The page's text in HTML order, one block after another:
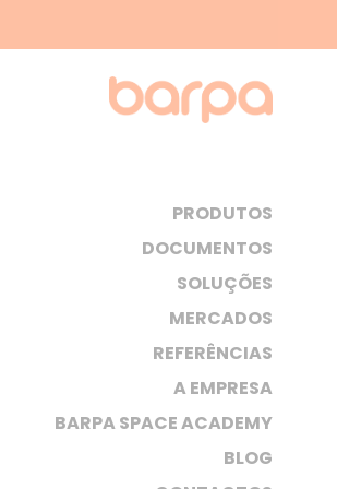
PRODUTOS
DOCUMENTOS
SOLUÇÕES
MERCADOS
REFERÊNCIAS
A EMPRESA
BARPA SPACE ACADEMY
BLOG